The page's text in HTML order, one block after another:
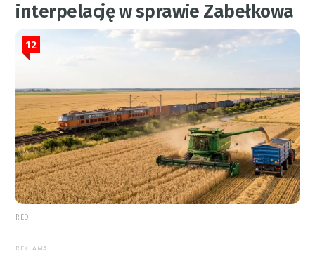
interpelację w sprawie Zabełkowa
12
RED.
REKLAMA